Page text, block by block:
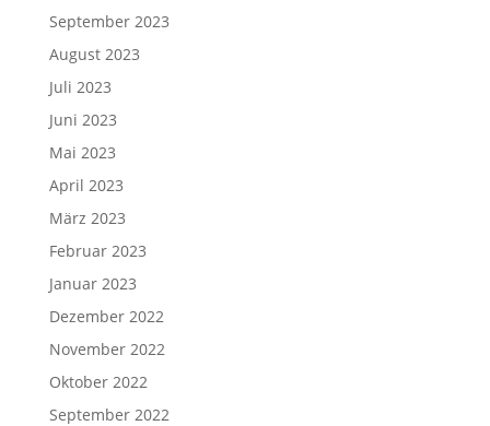
September 2023
August 2023
Juli 2023
Juni 2023
Mai 2023
April 2023
März 2023
Februar 2023
Januar 2023
Dezember 2022
November 2022
Oktober 2022
September 2022